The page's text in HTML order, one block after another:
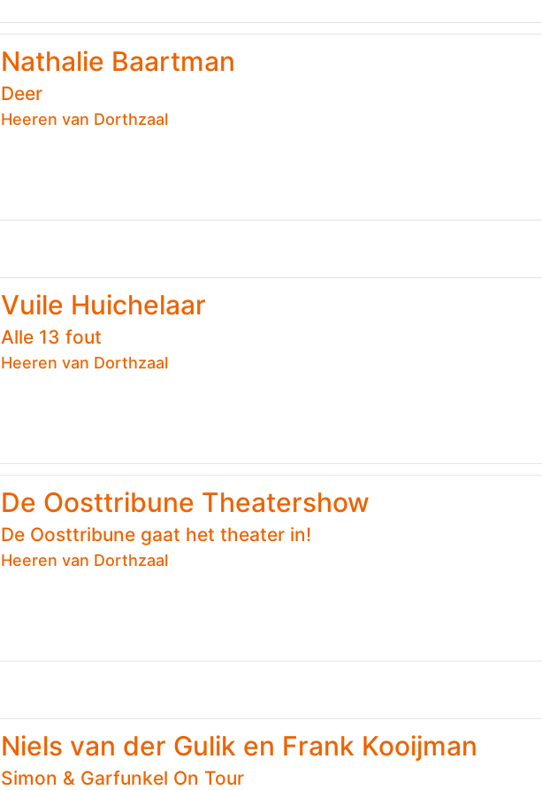
Nathalie Baartman
Deer
Heeren van Dorthzaal
Vuile Huichelaar
Alle 13 fout
Heeren van Dorthzaal
De Oosttribune Theatershow
De Oosttribune gaat het theater in!
Heeren van Dorthzaal
Niels van der Gulik en Frank Kooijman
Simon & Garfunkel On Tour